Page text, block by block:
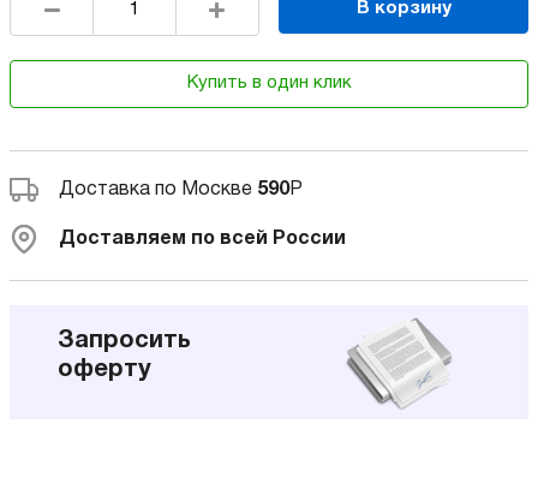
В корзину
Купить в один клик
Доставка по Москве 590Р
Доставляем по всей России
Запросить
оферту